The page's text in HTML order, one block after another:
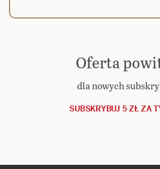
Oferta
dla nowych
SUBSKRYBUJ 5 ZŁ ZA